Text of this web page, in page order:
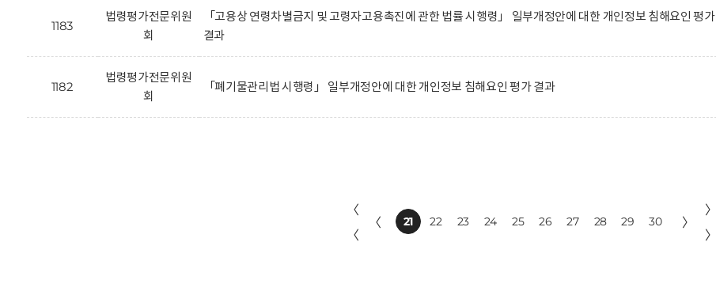
1183
법령평가전문위원
회
「고용상 연령차별금지 및 고령자고용촉진에 관한 법률 시행령」 일부개정안에 대한 개인정보 침해요인 평가
결과
1182
법령평가전문위원
회
「폐기물관리법 시행령」 일부개정안에 대한 개인정보 침해요인 평가 결과
〈
〈
〈 21 22 23 24 25 26 27 28 29 30 〉
〉
〉